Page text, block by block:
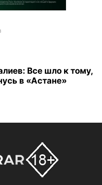
Все шло к тому,
в «Астане»